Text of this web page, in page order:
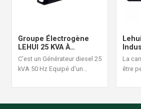
Groupe Électrogène
LEHUI 25 KVA À
Démarrage
Automatique Avec
Surveillance À Distance
C'est un Générateur diesel 25
kVA 50 Hz Equipé d'un
est adapté aux situations
La
être
est